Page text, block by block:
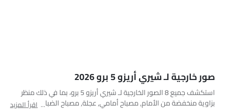
صور خارجية لـ شيري أريزو 5 برو 2026
استكشف جميع 8 الصور الخارجية لـ شيري أريزو 5 برو، بما في ذلك منظر
بزاوية منخفضة من الأمام, مصباح أمامي, عجلة, مصباح الضباب الأمامي,
اقرأ المزيد